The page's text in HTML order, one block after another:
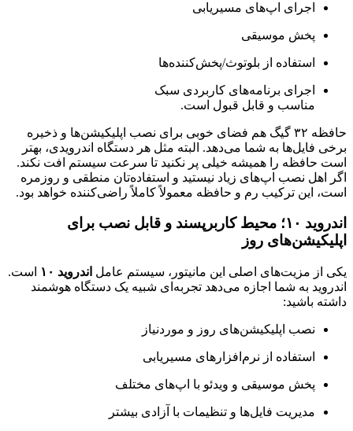
اجرای اپ‌های مسیریابی
پخش موسیقی
استفاده از بلوتوث/پخش‌کننده‌ها
اجرای برنامه‌های کاربردی سبک
مناسب و قابل قبول است.
حافظه ۳۲ گیگ هم فضای خوبی برای نصب اپلیکیشن‌ها و ذخیره
برخی فایل‌ها به شما می‌دهد. البته مثل هر دستگاه اندرویدی، بهتر
است حافظه را همیشه خیلی پر نکنید تا سرعت سیستم افت نکند.
اگر اهل نصب اپ‌های زیاد نیستید و استفاده‌تان منطقی و روزمره
است، این ترکیب رم و حافظه معمولاً کاملاً راضی‌کننده خواهد بود.
اندروید ۱۰؛ محیط کاربرپسند و قابل نصب برای
اپلیکیشن‌های روز
یکی از مزیت‌های اصلی این مانیتور، سیستم عامل اندروید ۱۰
است.
اندروید به شما اجازه می‌دهد تجربه‌ای شبیه یک دستگاه هوشمند
داشته باشید:
نصب اپلیکیشن‌های روز و موردنیاز
استفاده از نرم‌افزارهای مسیریابی
پخش موسیقی و ویدئو با اپ‌های مختلف
مدیریت فایل‌ها و تنظیمات با آزادی بیشتر